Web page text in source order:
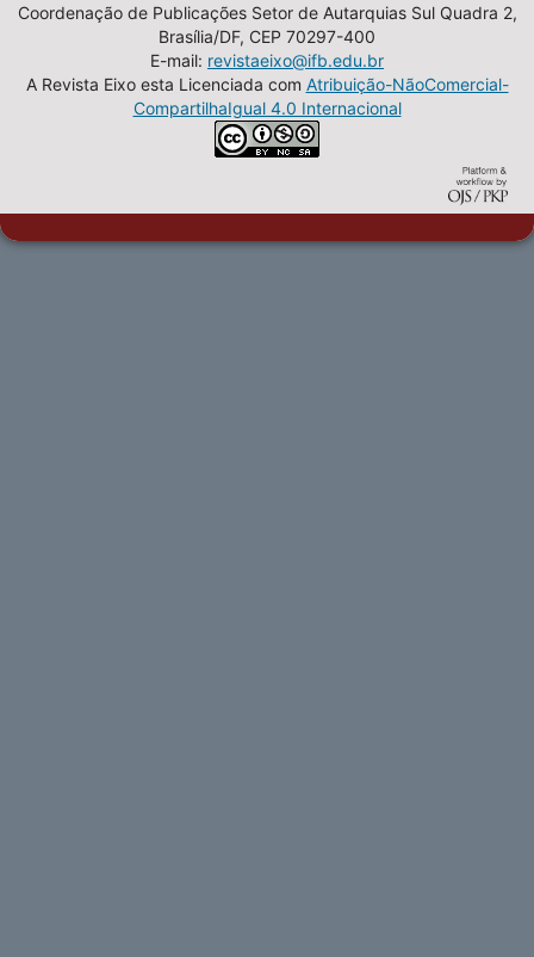
Coordenação de Publicações Setor de Autarquias Sul Quadra 2,
Brasília/DF, CEP 70297-400
E-mail: revistaeixo@ifb.edu.br
A Revista Eixo esta Licenciada com Atribuição-NãoComercial-
CompartilhaIgual 4.0 Internacional